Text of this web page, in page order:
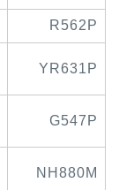
R562P
YR631P
G547P
NH880M